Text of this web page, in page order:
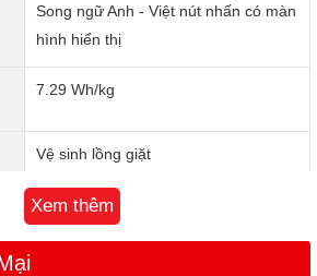
Song ngữ Anh - Việt nút nhấn có màn
hình hiển thị
7.29 Wh/kg
Vệ sinh lồng giặt
Giặt thơm
Giặt tiết kiệm
Xem thêm